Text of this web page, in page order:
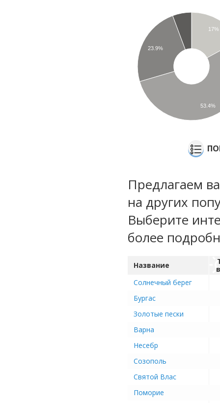
17%
23.9%
53.4%
Предлагаем
на других
Выберите
более
Название
Солнечный берег
Бургас
Золотые пески
Варна
Несебр
Созополь
Святой Влас
Поморие